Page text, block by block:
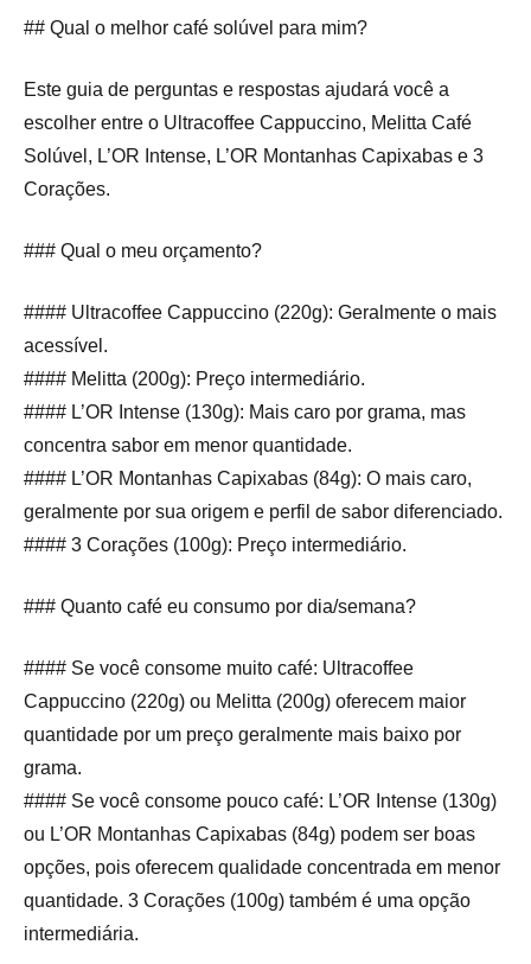
## Qual o melhor café solúvel para mim?
Este guia de perguntas e respostas ajudará você a
escolher entre o Ultracoffee Cappuccino, Melitta Café
Solúvel, L’OR Intense, L’OR Montanhas Capixabas e 3
Corações.
### Qual o meu orçamento?
#### Ultracoffee Cappuccino (220g): Geralmente o mais
acessível.
#### Melitta (200g): Preço intermediário.
#### L’OR Intense (130g): Mais caro por grama, mas
concentra sabor em menor quantidade.
#### L’OR Montanhas Capixabas (84g): O mais caro,
geralmente por sua origem e perfil de sabor diferenciado.
#### 3 Corações (100g): Preço intermediário.
### Quanto café eu consumo por dia/semana?
#### Se você consome muito café: Ultracoffee
Cappuccino (220g) ou Melitta (200g) oferecem maior
quantidade por um preço geralmente mais baixo por
grama.
#### Se você consome pouco café: L’OR Intense (130g)
ou L’OR Montanhas Capixabas (84g) podem ser boas
opções, pois oferecem qualidade concentrada em menor
quantidade. 3 Corações (100g) também é uma opção
intermediária.